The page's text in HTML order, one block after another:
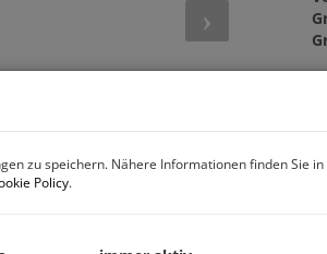
zu speichern. Nähere Informationen finden Sie
Policy.